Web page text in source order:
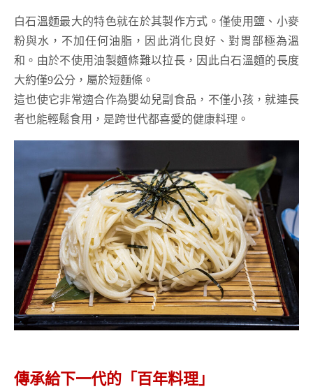
白石溫麵最大的特色就在於其製作方式。僅使用鹽、小麥
粉與水，不加任何油脂，因此消化良好、對胃部極為溫
和。由於不使用油製麵條難以拉長，因此白石溫麵的長度
大約僅9公分，屬於短麵條。
這也使它非常適合作為嬰幼兒副食品，不僅小孩，就連長
者也能輕鬆食用，是跨世代都喜愛的健康料理。
傳承給下一代的「百年料理」